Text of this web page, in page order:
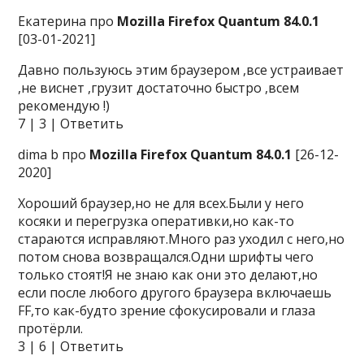
Екатерина про Mozilla Firefox Quantum 84.0.1
[03-01-2021]
Давно пользуюсь этим браузером ,все устраивает
,не виснет ,грузит достаточно быстро ,всем
рекомендую !)
7 | 3 | Ответить
dima b про Mozilla Firefox Quantum 84.0.1 [26-12-
2020]
Хороший браузер,но не для всех.Были у него
косяки и перегрузка оперативки,но как-то
стараются исправляют.Много раз уходил с него,но
потом снова возвращался.Одни шрифты чего
только стоят!Я не знаю как они это делают,но
если после любого другого браузера включаешь
FF,то как-будто зрение сфокусировали и глаза
протёрли.
3 | 6 | Ответить